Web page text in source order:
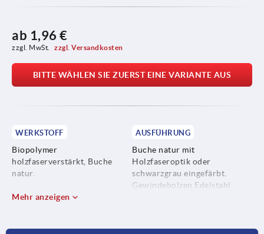
ab 1,96 €
zzgl. MwSt. zzgl. Versandkosten
BITTE WÄHLEN SIE ZUERST EINE VARIANTE AUS
WERKSTOFF
Biopolymer
holzfaserverstärkt, Buche
natur.
Biopolymer glasfaserverstärkt,
AUSFÜHRUNG
Buche natur mit
Holzfaseroptik oder
schwarzgrau eingefärbt.
Gewindebolzen Edelstahl
Mehr anzeigen